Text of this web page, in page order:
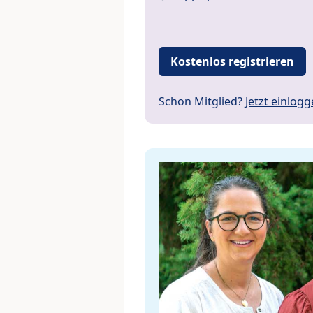
Kostenlos registrieren
Schon Mitglied? Jetzt